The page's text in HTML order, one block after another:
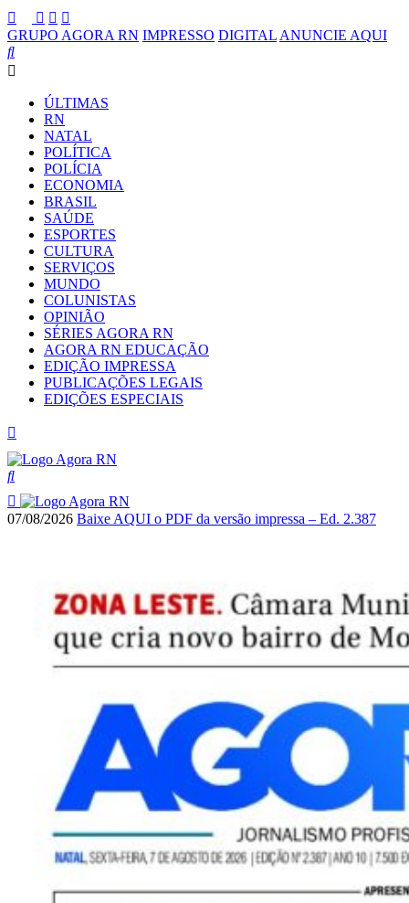
GRUPO AGORA RN IMPRESSO DIGITAL ANUNCIE AQUI
ÚLTIMAS
RN
NATAL
POLÍTICA
POLÍCIA
ECONOMIA
BRASIL
SAÚDE
ESPORTES
CULTURA
SERVIÇOS
MUNDO
COLUNISTAS
OPINIÃO
SÉRIES AGORA RN
AGORA RN EDUCAÇÃO
EDIÇÃO IMPRESSA
PUBLICAÇÕES LEGAIS
EDIÇÕES ESPECIAIS
07/08/2026 Baixe AQUI o PDF da versão impressa – Ed. 2.387